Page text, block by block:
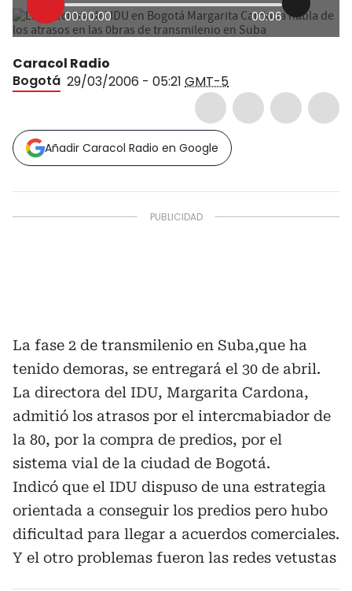
00:00:00 00:06
Caracol Radio
Bogotá 29/03/2006 - 05:21 GMT-5
Añadir Caracol Radio en Google
La fase 2 de transmilenio en Suba,que ha
tenido demoras, se entregará el 30 de abril.
La directora del IDU, Margarita Cardona,
admitió los atrasos por el intercmabiador de
la 80, por la compra de predios, por el
sistema vial de la ciudad de Bogotá.
Indicó que el IDU dispuso de una estrategia
orientada a conseguir los predios pero hubo
dificultad para llegar a acuerdos comerciales.
Y el otro problemas fueron las redes vetustas